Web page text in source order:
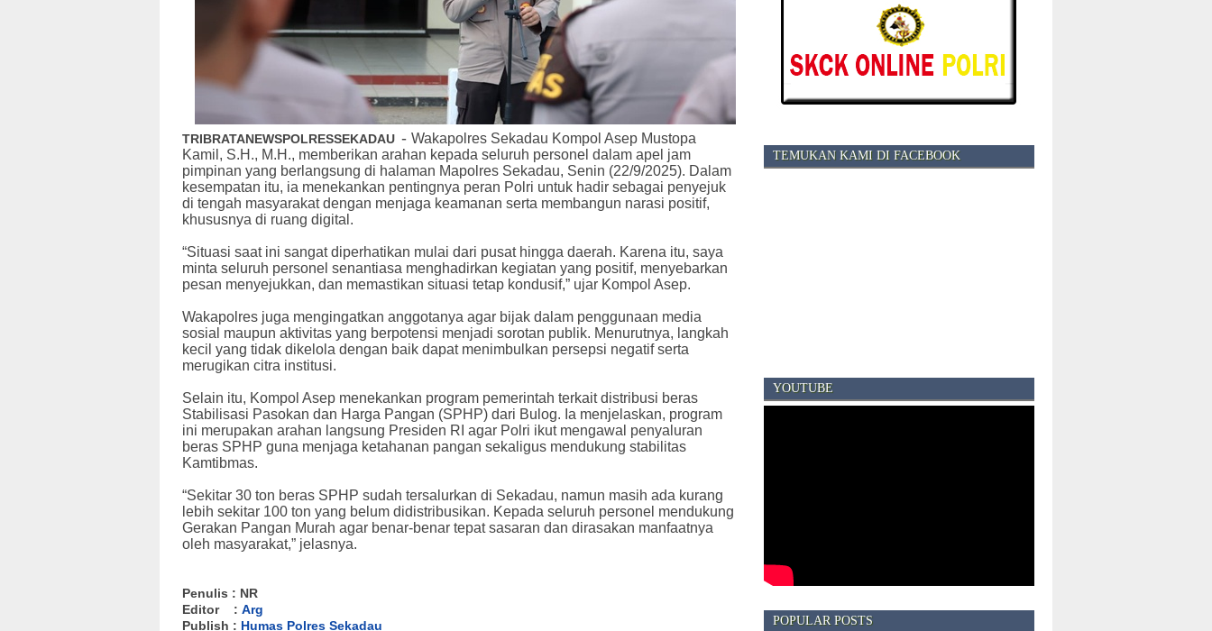
TRIBRATANEWSPOLRESSEKADAU - Wakapolres Sekadau Kompol Asep Mustopa
Kamil, S.H., M.H., memberikan arahan kepada seluruh personel dalam apel jam
pimpinan yang berlangsung di halaman Mapolres Sekadau, Senin (22/9/2025). Dalam
kesempatan itu, ia menekankan pentingnya peran Polri untuk hadir sebagai penyejuk
di tengah masyarakat dengan menjaga keamanan serta membangun narasi positif,
khususnya di ruang digital.
“Situasi saat ini sangat diperhatikan mulai dari pusat hingga daerah. Karena itu, saya
minta seluruh personel senantiasa menghadirkan kegiatan yang positif, menyebarkan
pesan menyejukkan, dan memastikan situasi tetap kondusif,” ujar Kompol Asep.
Wakapolres juga mengingatkan anggotanya agar bijak dalam penggunaan media
sosial maupun aktivitas yang berpotensi menjadi sorotan publik. Menurutnya, langkah
kecil yang tidak dikelola dengan baik dapat menimbulkan persepsi negatif serta
merugikan citra institusi.
Selain itu, Kompol Asep menekankan program pemerintah terkait distribusi beras
Stabilisasi Pasokan dan Harga Pangan (SPHP) dari Bulog. Ia menjelaskan, program
ini merupakan arahan langsung Presiden RI agar Polri ikut mengawal penyaluran
beras SPHP guna menjaga ketahanan pangan sekaligus mendukung stabilitas
Kamtibmas.
“Sekitar 30 ton beras SPHP sudah tersalurkan di Sekadau, namun masih ada kurang
lebih sekitar 100 ton yang belum didistribusikan. Kepada seluruh personel mendukung
Gerakan Pangan Murah agar benar-benar tepat sasaran dan dirasakan manfaatnya
oleh masyarakat,” jelasnya.
Penulis : NR
Editor : Arg
Publish : Humas Polres Sekadau
TEMUKAN KAMI DI FACEBOOK
YOUTUBE
POPULAR POSTS